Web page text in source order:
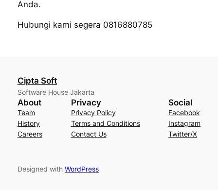
Anda.
Hubungi kami segera 0816880785
Cipta Soft
Software House Jakarta
About
Team
History
Careers
Privacy
Privacy Policy
Terms and Conditions
Contact Us
Social
Facebook
Instagram
Twitter/X
Designed with WordPress